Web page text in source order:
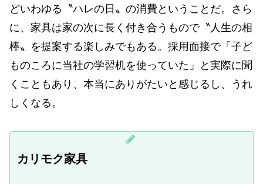
どいわゆる〝ハレの日〟の消費ということだ。さら
に、家具は家の次に長く付き合うもので〝人生の相
棒〟を提案する楽しみでもある。採用面接で「子ど
ものころに当社の学習机を使っていた」と実際に聞
くこともあり、本当にありがたいと感じるし、うれ
しくなる。
カリモク家具